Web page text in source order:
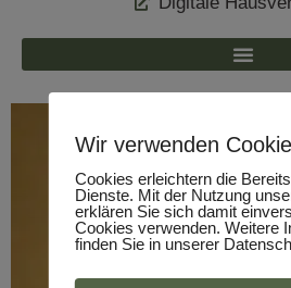
Wir verwenden
Cookies erleichtern die
Dienste. Mit der Nutzung
erklären Sie sich damit
Cookies verwenden. Weitere
finden Sie in unserer